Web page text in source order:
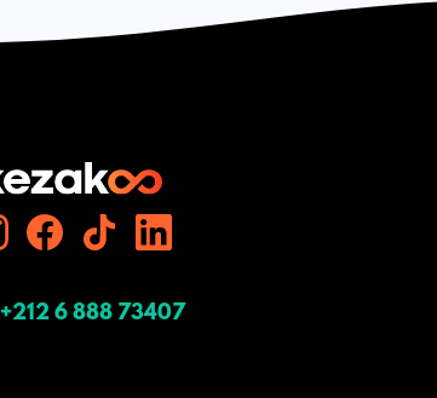
+212 6 888 73407